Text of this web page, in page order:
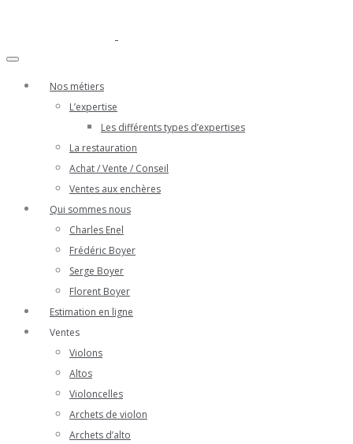
Nos métiers
L’expertise
Les différents types d’expertises
La restauration
Achat / Vente / Conseil
Ventes aux enchères
Qui sommes nous
Charles Enel
Frédéric Boyer
Serge Boyer
Florent Boyer
Estimation en ligne
Ventes
Violons
Altos
Violoncelles
Archets de violon
Archets d’alto